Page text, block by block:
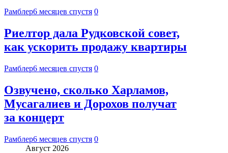
Рамблер6 месяцев спустя 0
Риелтор дала Рудковской совет,
как ускорить продажу квартиры
Рамблер6 месяцев спустя 0
Озвучено, сколько Харламов,
Мусагалиев и Дорохов получат
за концерт
Рамблер6 месяцев спустя 0
Август 2026